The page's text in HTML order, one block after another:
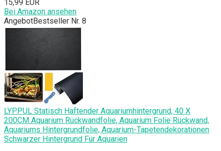
15,99 EUR
Bei Amazon ansehen
AngebotBestseller Nr. 8
LYPPUL Statisch Haftender Aquariumhintergrund, 40 X
200CM Aquarium Rückwandfolie, Aquarium Folie Rückwand,
Aquariums Hintergrundfolie, Aquarium-Tapetendekorationen
Schwarzer Hintergrund Für Aquarien